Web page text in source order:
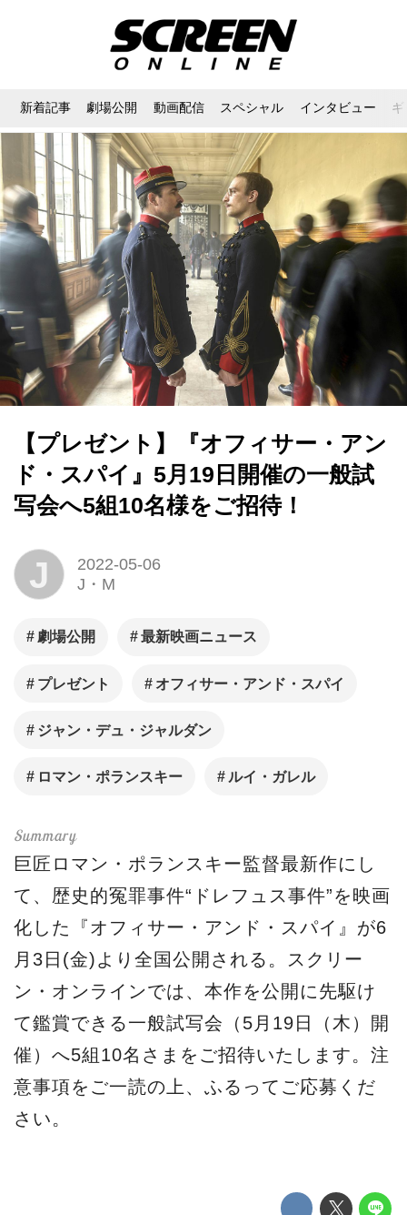
新着記事 劇場公開 動画配信 スペシャル インタビュー
【プレゼント】『オフィサー・アン
ド・スパイ』5月19日開催の一般試
写会へ5組10名様をご招待！
J
2022-05-06
J・M
劇場公開 最新映画ニュース
プレゼント オフィサー・アンド・スパイ
ジャン・デュ・ジャルダン
ロマン・ポランスキー ルイ・ガレル
巨匠ロマン・ポランスキー監督最新作にし
て、歴史的冤罪事件“ドレフュス事件”を映画
化した『オフィサー・アンド・スパイ』が6
月3日(金)より全国公開される。スクリー
ン・オンラインでは、本作を公開に先駆け
て鑑賞できる一般試写会（5月19日（木）開
催）へ5組10名さまをご招待いたします。注
意事項をご一読の上、ふるってご応募くだ
さい。